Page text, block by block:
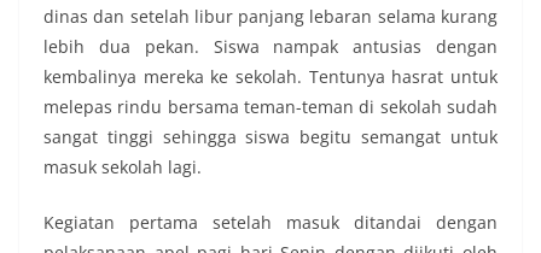
dinas dan setelah libur panjang lebaran selama kurang
lebih dua pekan. Siswa nampak antusias dengan
kembalinya mereka ke sekolah. Tentunya hasrat untuk
melepas rindu bersama teman-teman di sekolah sudah
sangat tinggi sehingga siswa begitu semangat untuk
masuk sekolah lagi.
Kegiatan pertama setelah masuk ditandai dengan